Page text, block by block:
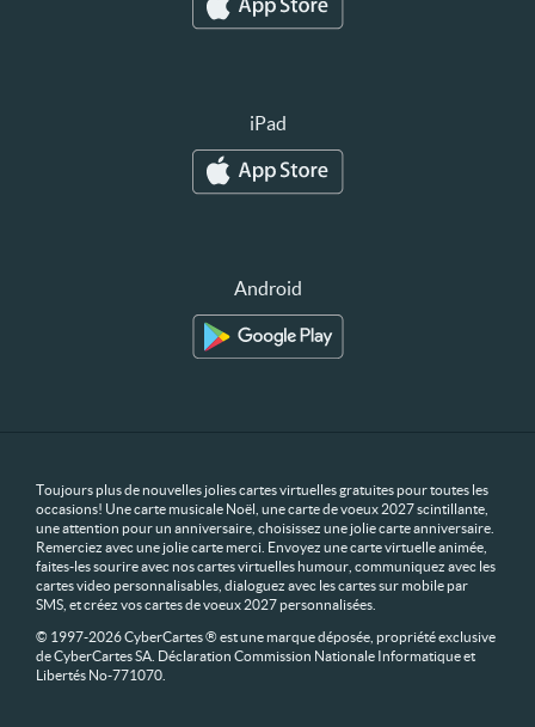
iPad
Android
Toujours plus de nouvelles jolies cartes virtuelles gratuites pour toutes les
occasions! Une carte musicale Noël, une carte de voeux 2027 scintillante,
une attention pour un anniversaire, choisissez une jolie carte anniversaire.
Remerciez avec une jolie carte merci. Envoyez une carte virtuelle animée,
faites-les sourire avec nos cartes virtuelles humour, communiquez avec les
cartes video personnalisables, dialoguez avec les cartes sur mobile par
SMS, et créez vos cartes de voeux 2027 personnalisées.
© 1997-2026 CyberCartes ® est une marque déposée, propriété exclusive
de CyberCartes SA. Déclaration Commission Nationale Informatique et
Libertés No-771070.